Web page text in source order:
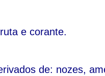
e corante.
de: nozes,